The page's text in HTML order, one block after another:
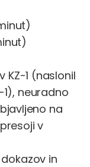
KZ-1 (naslonil
1), neuradno
na
v
in